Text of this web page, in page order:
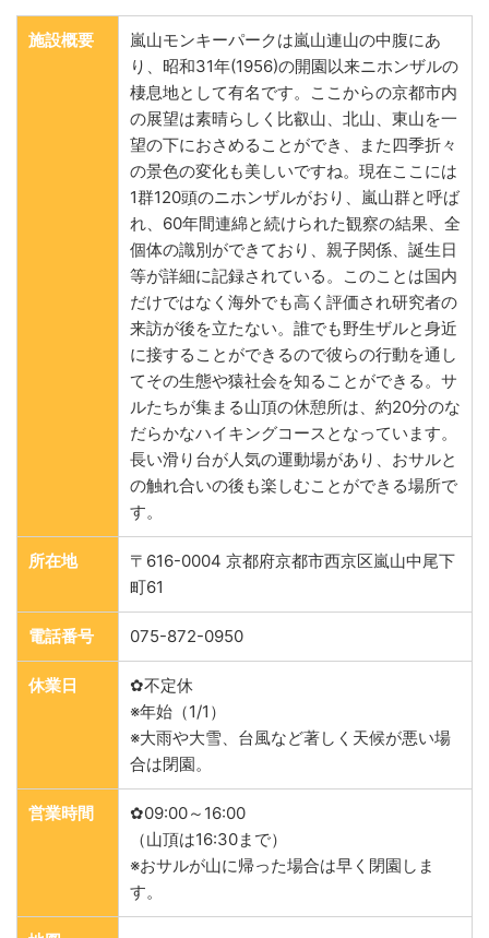
施設概要
嵐山モンキーパークは嵐山連山の中腹にあ
り、昭和31年(1956)の開園以来ニホンザルの
棲息地として有名です。ここからの京都市内
の展望は素晴らしく比叡山、北山、東山を一
望の下におさめることができ、また四季折々
の景色の変化も美しいですね。現在ここには
1群120頭のニホンザルがおり、嵐山群と呼ば
れ、60年間連綿と続けられた観察の結果、全
個体の識別ができており、親子関係、誕生日
等が詳細に記録されている。このことは国内
だけではなく海外でも高く評価され研究者の
来訪が後を立たない。誰でも野生ザルと身近
に接することができるので彼らの行動を通し
てその生態や猿社会を知ることができる。サ
ルたちが集まる山頂の休憩所は、約20分のな
だらかなハイキングコースとなっています。
長い滑り台が人気の運動場があり、おサルと
の触れ合いの後も楽しむことができる場所で
す。
所在地
〒616-0004 京都府京都市西京区嵐山中尾下
町61
電話番号 075-872-0950
休業日
✿不定休
※年始（1/1）
※大雨や大雪、台風など著しく天候が悪い場
合は閉園。
営業時間
✿09:00～16:00
（山頂は16:30まで）
※おサルが山に帰った場合は早く閉園しま
す。